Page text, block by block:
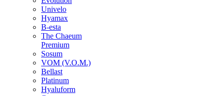
Univelo
Hyamax
B-esta
The Chaeum
Premium
Sosum
VOM (V.O.M.)
Bellast
Platinum
Hyaluform